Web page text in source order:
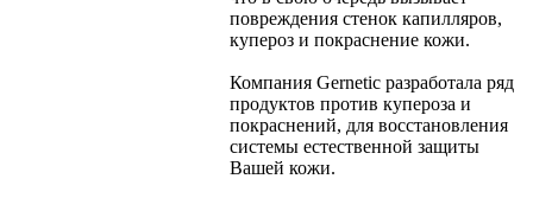
повреждения стенок капилляров,
купероз и покраснение кожи.
Компания Gernetic разработала ряд
продуктов против купероза и
покраснений, для восстановления
системы естественной защиты
Вашей кожи.